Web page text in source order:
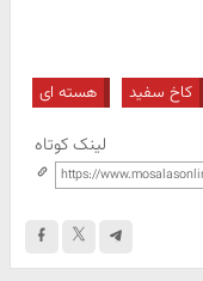
کاخ سفید هسته ای
لینک کوتاه